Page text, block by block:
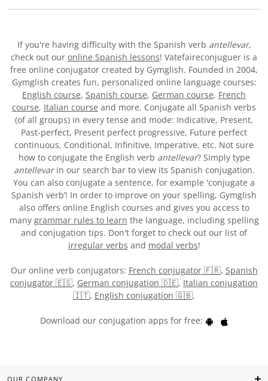
If you're having difficulty with the Spanish verb antellevar,
check out our online Spanish lessons! Vatefaireconjuguer is a
free online conjugator created by Gymglish. Founded in 2004,
Gymglish creates fun, personalized online language courses:
English course, Spanish course, German course, French
course, Italian course and more. Conjugate all Spanish verbs
(of all groups) in every tense and mode: Indicative, Present,
Past-perfect, Present perfect progressive, Future perfect
continuous, Conditional, Infinitive, Imperative, etc. Not sure
how to conjugate the English verb antellevar? Simply type
antellevarin our search bar to view its Spanish conjugation.
You can also conjugate a sentence, for example 'conjugate a
Spanish verb’! In order to improve on your spelling, Gymglish
also offers online English courses and gives you access to
many grammar rules to learn the language, including spelling
and conjugation tips. Don't forget to check out our list of
irregular verbs and modal verbs!
Our online verb conjugators: French conjugator 🇫🇷, Spanish
conjugator 🇪🇸, German conjugation 🇩🇪, Italian conjugation
🇮🇹, English conjugation 🇬🇧.
Download our conjugation apps for free:
OUR COMPANY